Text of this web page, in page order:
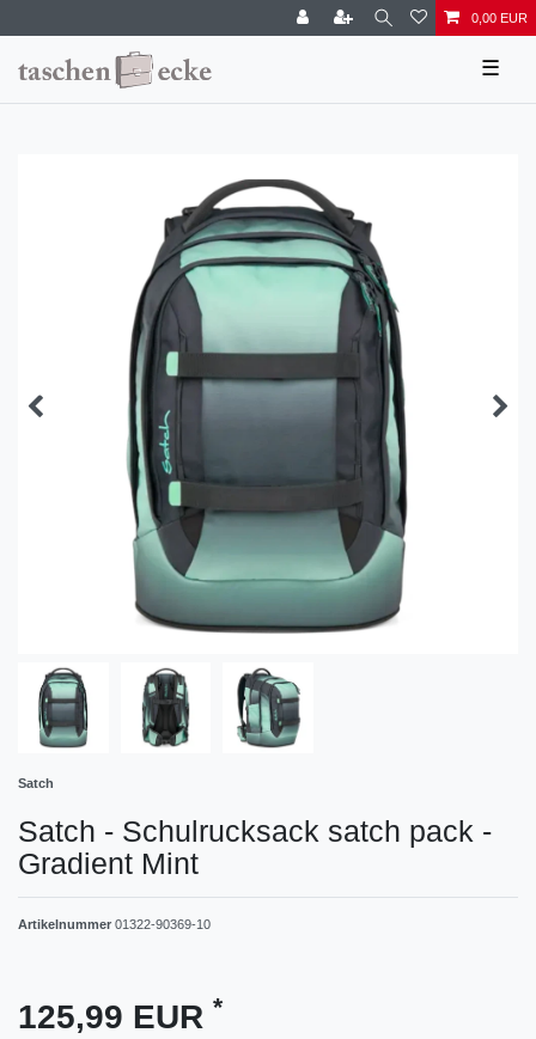
0,00 EUR
☰
Satch
Satch - Schulrucksack satch pack -
Gradient Mint
Artikelnummer 01322-90369-10
125,99 EUR *